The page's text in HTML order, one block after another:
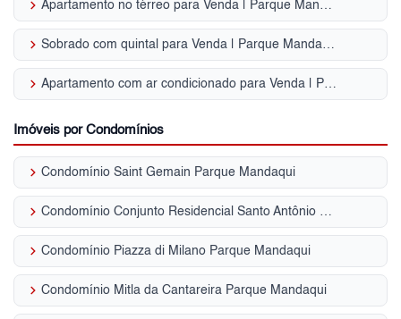
keyboard_arrow_right Apartamento no térreo para Venda | Parque Mandaqui
keyboard_arrow_right Sobrado com quintal para Venda | Parque Mandaqui
keyboard_arrow_right Apartamento com ar condicionado para Venda | Parque Mandaqui
Imóveis por Condomínios
keyboard_arrow_right Condomínio Saint Gemain Parque Mandaqui
keyboard_arrow_right Condomínio Conjunto Residencial Santo Antônio Parque Mandaqui
keyboard_arrow_right Condomínio Piazza di Milano Parque Mandaqui
keyboard_arrow_right Condomínio Mitla da Cantareira Parque Mandaqui